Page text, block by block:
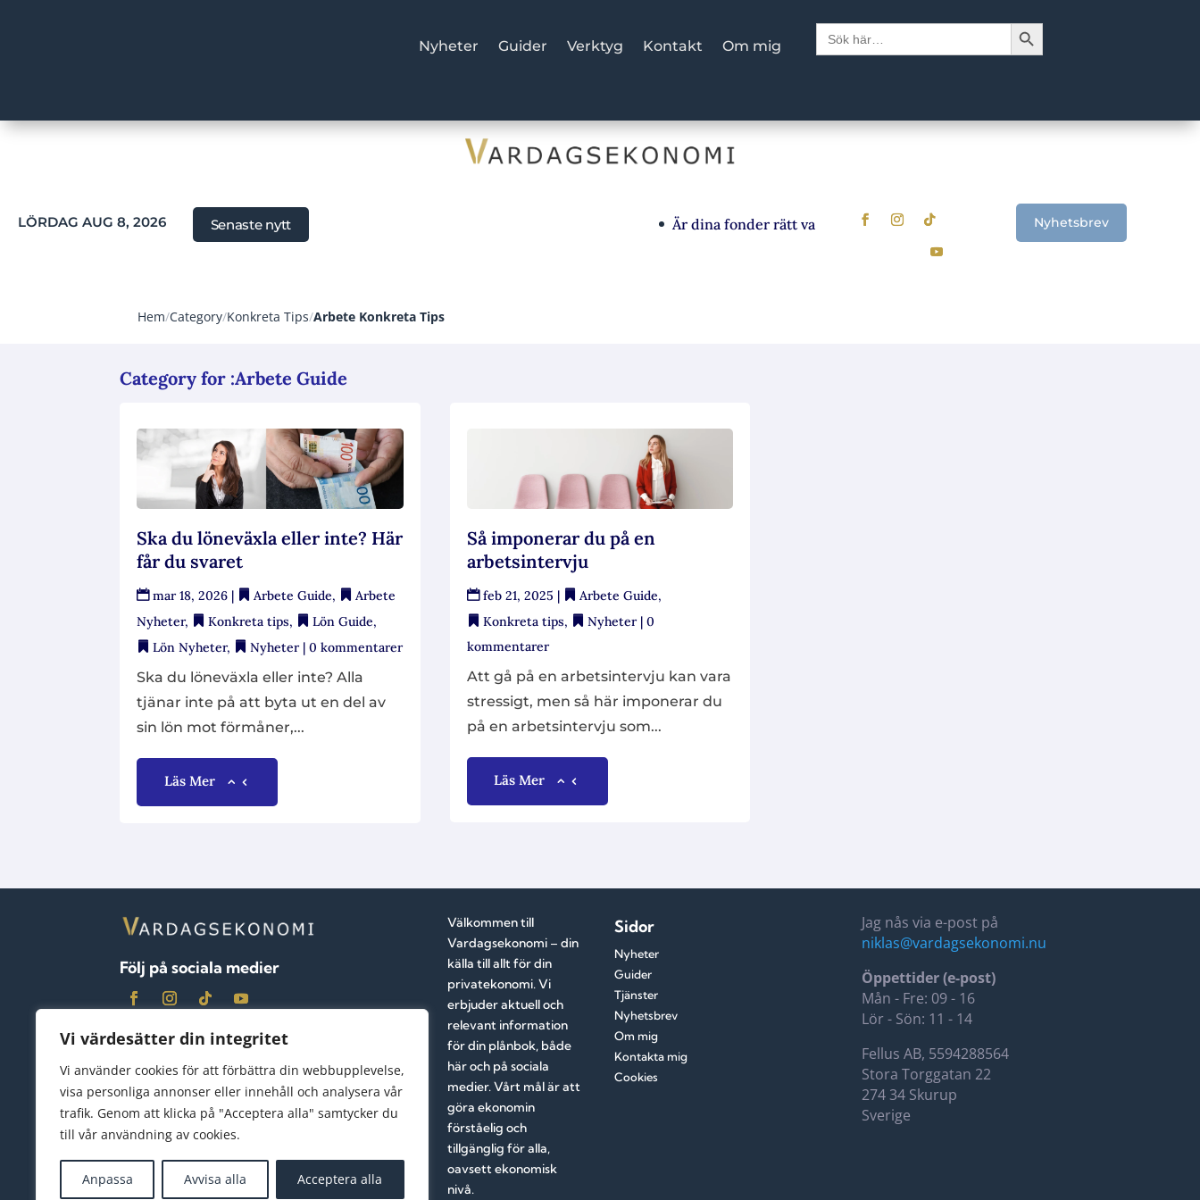
Vi värdesätter din integritet
Vi använder cookies för att förbättra din webbupplevelse,
visa personliga annonser eller innehåll och analysera vår
trafik. Genom att klicka på "Acceptera alla" samtycker du
till vår användning av cookies.
Anpassa Avvisa alla Acceptera alla
Nyheter Guider Verktyg Kontakt Om mig
Sök
efter:
Sökknapp
LÖRDAG AUG 8, 2026 Senaste nytt Är dina fonder rätt val? Signalerna som visar när det är dags att se över
Nyhetsbrev
Hem/Category/Konkreta Tips/Arbete Konkreta Tips
Category for :Arbete Guide
Ska du löneväxla eller inte? Här
får du svaret
mar 18, 2026 | Arbete Guide,
Arbete
Nyheter, Konkreta tips, Lön Guide,
Lön Nyheter, Nyheter| 0 kommentarer
Ska du löneväxla eller inte? Alla
tjänar inte på att byta ut en del av
sin lön mot förmåner,...
Läs Mer
Så imponerar du på en
arbetsintervju
feb 21, 2025 | Arbete Guide,
Konkreta tips, Nyheter| 0
kommentarer
Att gå på en arbetsintervju kan vara
stressigt, men så här imponerar du
på en arbetsintervju som...
Läs Mer
Följ på sociala medier
Välkommen till
Vardagsekonomi – din
källa till allt för din
privatekonomi. Vi
erbjuder aktuell och
relevant information
för din plånbok, både
här och på sociala
medier. Vårt mål är att
göra ekonomin
förståelig och
tillgänglig för alla,
oavsett ekonomisk
nivå.
Sidor
Nyheter
Guider
Tjänster
Nyhetsbrev
Om mig
Kontakta mig
Cookies
Jag nås via e-post på
niklas@vardagsekonomi.nu
Öppettider (e-post)
Mån - Fre: 09 - 16
Lör - Sön: 11 - 14
Fellus AB, 5594288564
Stora Torggatan 22
274 34 Skurup
Sverige